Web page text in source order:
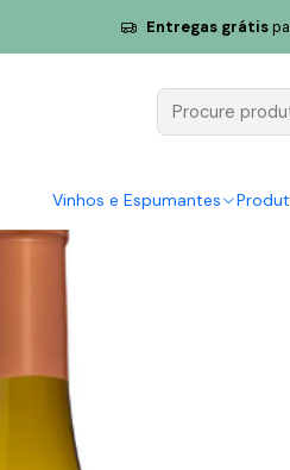
Vinhos e Espumantes
Entregas grátis
Quinta de Chocapalha